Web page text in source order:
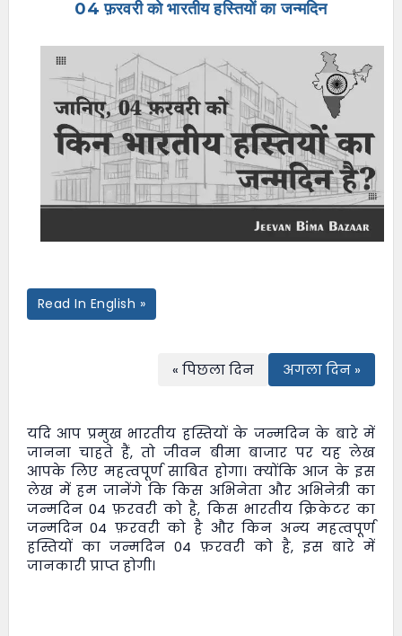
04 फ़रवरी को भारतीय हस्तियों का जन्मदिन
Read In English »
« पिछला दिन अगला दिन »
यदि आप प्रमुख भारतीय हस्तियों के जन्मदिन के बारे में
जानना चाहते हैं, तोजीवन बीमा बाजारपर यह लेख
आपके लिए महत्वपूर्ण साबित होगा। क्योंकि आज के इस
लेख में हम जानेंगे कि किस अभिनेता और अभिनेत्री का
जन्मदिन 04 फ़रवरी को है, किस भारतीय क्रिकेटर का
जन्मदिन 04 फ़रवरी को है और किन अन्य महत्वपूर्ण
हस्तियों का जन्मदिन 04 फ़रवरी को है, इस बारे में
जानकारी प्राप्त होगी।